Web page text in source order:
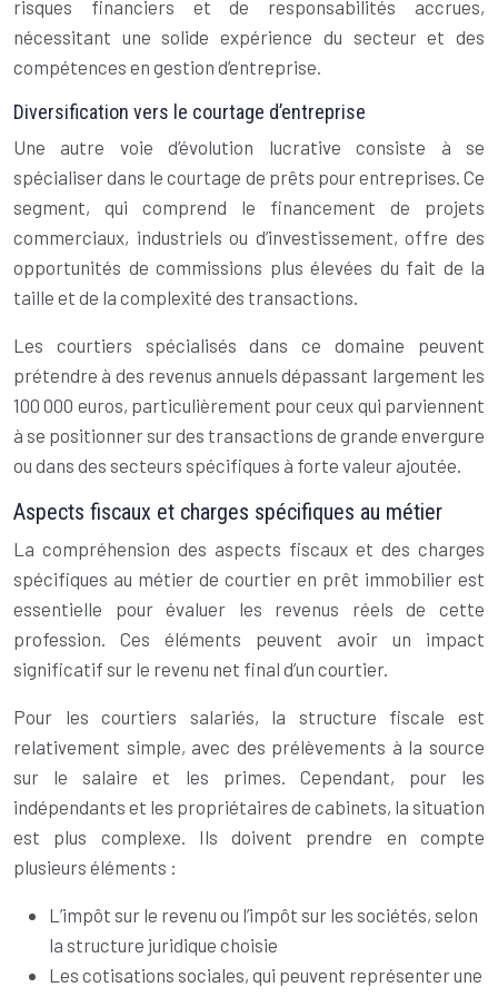
risques financiers et de responsabilités accrues,
nécessitant une solide expérience du secteur et des
compétences en gestion d’entreprise.
Diversification vers le courtage d’entreprise
Une autre voie d’évolution lucrative consiste à se
spécialiser dans le courtage de prêts pour entreprises. Ce
segment, qui comprend le financement de projets
commerciaux, industriels ou d’investissement, offre des
opportunités de commissions plus élevées du fait de la
taille et de la complexité des transactions.
Les courtiers spécialisés dans ce domaine peuvent
prétendre à des revenus annuels dépassant largement les
100 000 euros, particulièrement pour ceux qui parviennent
à se positionner sur des transactions de grande envergure
ou dans des secteurs spécifiques à forte valeur ajoutée.
Aspects fiscaux et charges spécifiques au métier
La compréhension des aspects fiscaux et des charges
spécifiques au métier de courtier en prêt immobilier est
essentielle pour évaluer les revenus réels de cette
profession. Ces éléments peuvent avoir un impact
significatif sur le revenu net final d’un courtier.
Pour les courtiers salariés, la structure fiscale est
relativement simple, avec des prélèvements à la source
sur le salaire et les primes. Cependant, pour les
indépendants et les propriétaires de cabinets, la situation
est plus complexe. Ils doivent prendre en compte
plusieurs éléments :
L’impôt sur le revenu ou l’impôt sur les sociétés, selon
la structure juridique choisie
Les cotisations sociales, qui peuvent représenter une